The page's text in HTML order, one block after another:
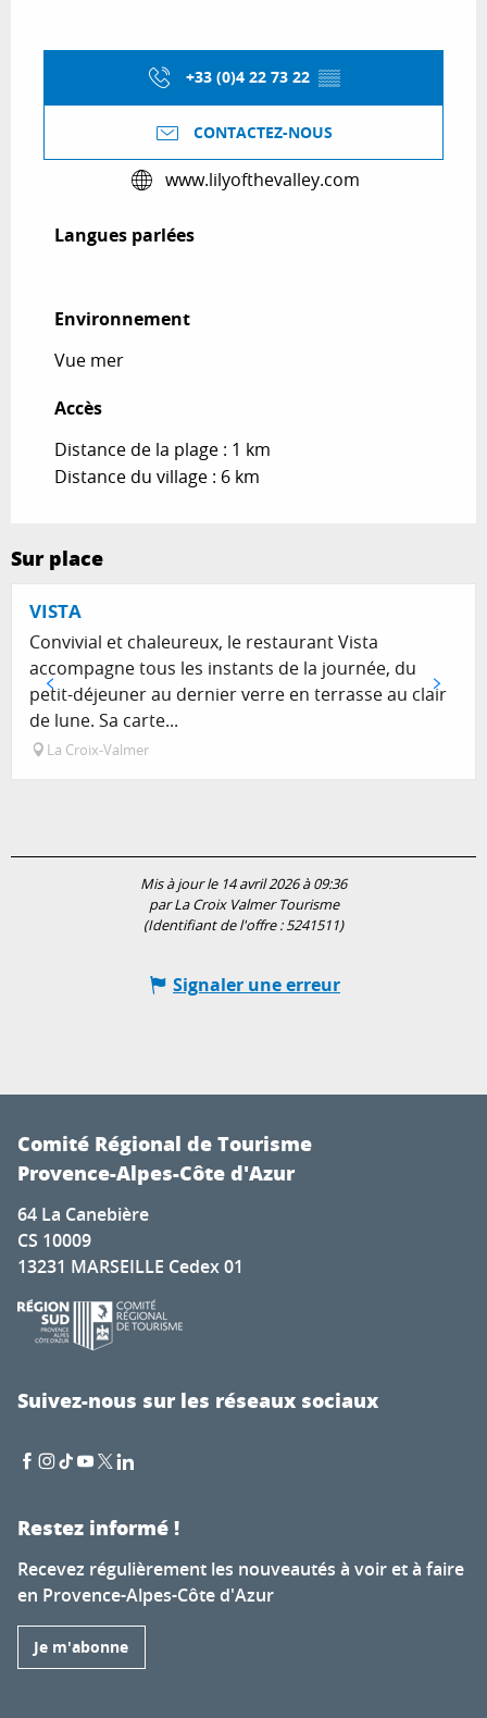
+33 (0)4 22 73 22 ▒▒
CONTACTEZ-NOUS
www.lilyofthevalley.com
Langues parlées
Langues parlées
Environnement
Environnement
Vue mer
Accès
Accès
Distance de la plage : 1 km
Distance du village : 6 km
Sur place
VISTA
Convivial et chaleureux, le restaurant Vista
accompagne tous les instants de la journée, du
petit-déjeuner au dernier verre en terrasse au clair
de lune. Sa carte...
La Croix-Valmer
Mis à jour le 14 avril 2026 à 09:36
par La Croix Valmer Tourisme
(Identifiant de l'offre :5241511)
Signaler une erreur
Comité Régional de Tourisme
Provence-Alpes-Côte d'Azur
64 La Canebière
CS 10009
13231 MARSEILLE Cedex 01
Suivez-nous sur les réseaux sociaux
Restez informé !
Recevez régulièrement les nouveautés à voir et à faire
en Provence-Alpes-Côte d'Azur
Je m'abonne